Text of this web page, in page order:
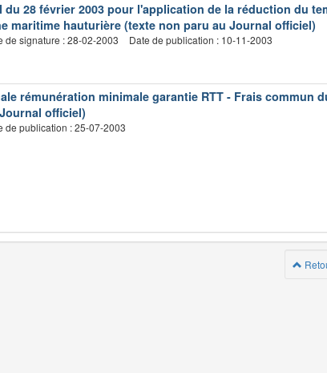
28 février 2003 pour l'application de la réduction du
maritime hauturière (texte non paru au Journal officiel)
de signature : 28-02-2003 Date de publication : 10-11-2003
rémunération minimale garantie RTT - Frais commun
officiel)
de publication : 25-07-2003